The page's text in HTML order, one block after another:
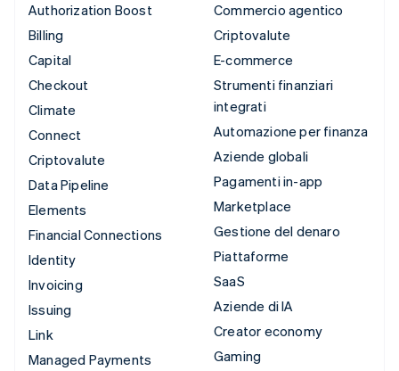
Authorization Boost
Billing
Capital
Checkout
Climate
Connect
Criptovalute
Data Pipeline
Elements
Financial Connections
Identity
Invoicing
Issuing
Link
Managed Payments
Commercio agentico
Criptovalute
E-commerce
Strumenti finanziari
integrati
Automazione per finanza
Aziende globali
Pagamenti in-app
Marketplace
Gestione del denaro
Piattaforme
SaaS
Aziende di IA
Creator economy
Gaming